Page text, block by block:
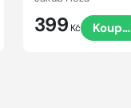
399 Kč Koupit